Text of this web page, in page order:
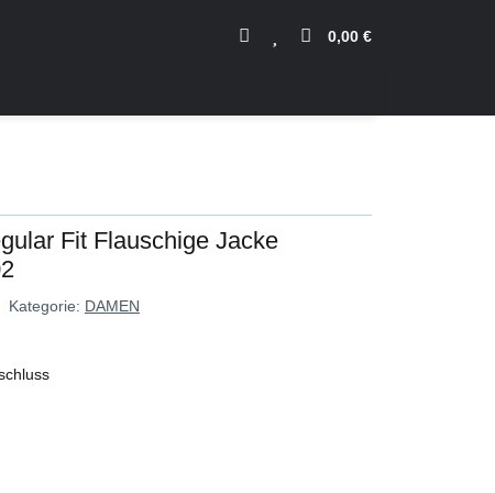
0,00 €
Fit Flauschige Jacke
Kategorie: DAMEN